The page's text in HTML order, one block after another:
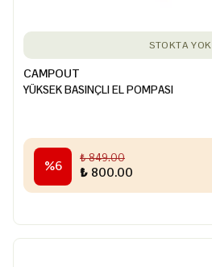
STOKTA YOK
CAMPOUT
YÜKSEK BASINÇLI EL POMPASI
%6
₺ 849.00
₺ 800.00